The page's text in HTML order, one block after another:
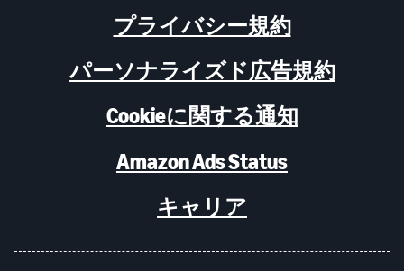
プライバシー規約
パーソナライズド広告規約
Cookieに関する通知
Amazon Ads Status
キャリア